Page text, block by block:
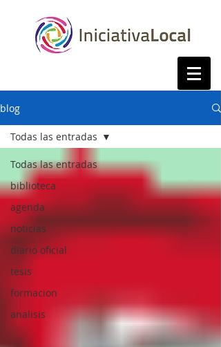
blog
Todas las entradas
biblioteca
agenda
noticias
diario oficial
tesis
formacion
analisis
Todas las entradas